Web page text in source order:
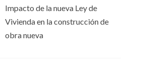
Impacto de la nueva Ley de
Vivienda en la construcción de
obra nueva